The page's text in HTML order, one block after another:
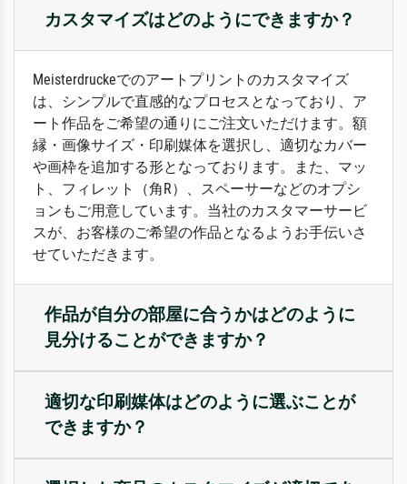
カスタマイズはどのようにできますか？
Meisterdruckeでのアートプリントのカスタマイズ
は、シンプルで直感的なプロセスとなっており、ア
ート作品をご希望の通りにご注文いただけます。額
縁・画像サイズ・印刷媒体を選択し、適切なカバー
や画枠を追加する形となっております。また、マッ
ト、フィレット（角R）、スペーサーなどのオプシ
ョンもご用意しています。当社のカスタマーサービ
スが、お客様のご希望の作品となるようお手伝いさ
せていただきます。
作品が自分の部屋に合うかはどのように
見分けることができますか？
適切な印刷媒体はどのように選ぶことが
できますか？